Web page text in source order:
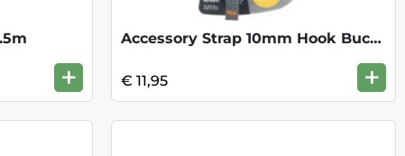
+
Accessory Strap 10mm Hook Buckle 1m
€ 11,95 +